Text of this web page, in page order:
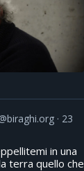
23
in una
terra quello che